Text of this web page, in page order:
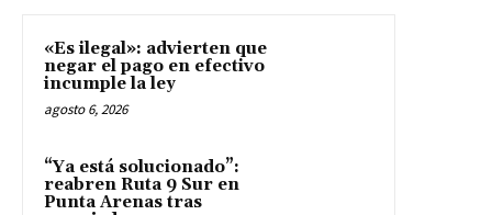
«Es ilegal»: advierten que
negar el pago en efectivo
incumple la ley
agosto 6, 2026
“Ya está solucionado”:
reabren Ruta 9 Sur en
Punta Arenas tras